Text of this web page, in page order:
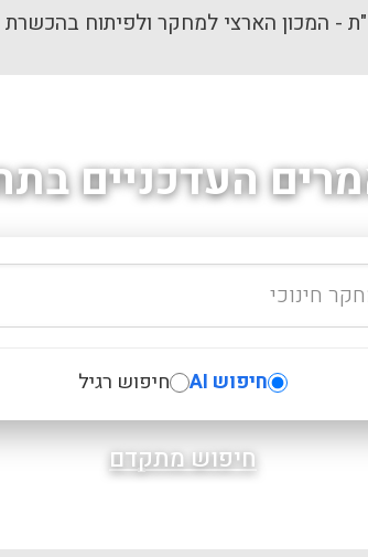
- המכון הארצי למחקר ולפיתוח בהכשרת
העדכניים
חיפוש AI חיפוש רגיל
חיפוש מתקדם